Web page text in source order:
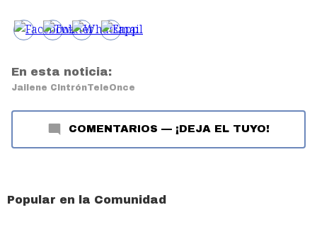
En esta noticia:
Jailene CIntrónTeleOnce
COMENTARIOS — ¡DEJA EL TUYO!
Popular en la Comunidad